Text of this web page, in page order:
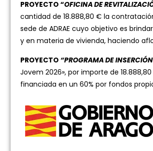
PROYECTO “OFICINA DE
cantidad de 18.888,80 € la
sede de ADRAE cuyo objetivo es
y en materia de vivienda, haciendo
PROYECTO “PROGRAMA DE
Jovem 2026», por importe de
financiada en un 60% por fondos